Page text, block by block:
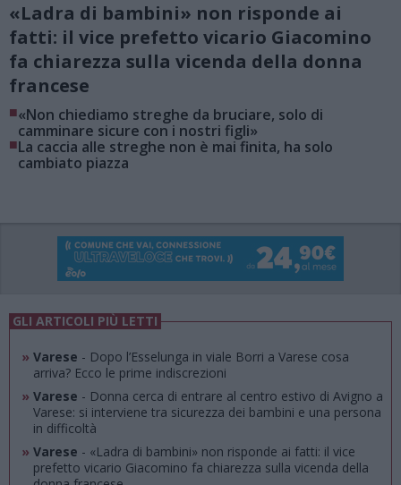
«Ladra di bambini» non risponde ai
fatti: il vice prefetto vicario Giacomino
fa chiarezza sulla vicenda della donna
francese
■«Non chiediamo streghe da bruciare, solo di
camminare sicure con i nostri figli»
■La caccia alle streghe non è mai finita, ha solo
cambiato piazza
GLI ARTICOLI PIÙ LETTI
» Varese - Dopo l’Esselunga in viale Borri a Varese cosa
arriva? Ecco le prime indiscrezioni
» Varese - Donna cerca di entrare al centro estivo di Avigno a
Varese: si interviene tra sicurezza dei bambini e una persona
in difficoltà
» Varese - «Ladra di bambini» non risponde ai fatti: il vice
prefetto vicario Giacomino fa chiarezza sulla vicenda della